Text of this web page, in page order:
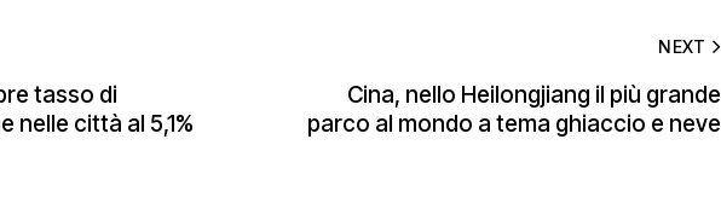
tasso di
nelle città al 5,1%
NEXT
Cina, nello Heilongjiang il più grande
parco al mondo a tema ghiaccio e neve